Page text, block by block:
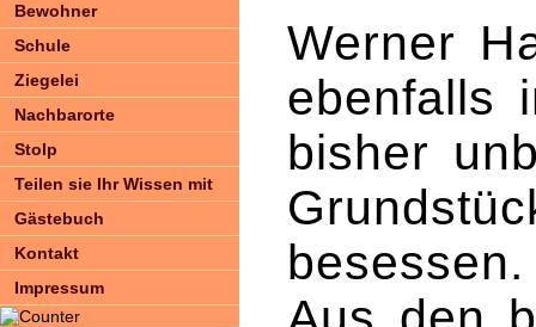
Bewohner
Schule
Ziegelei
Nachbarorte
Stolp
Teilen sie Ihr Wissen mit
Gästebuch
Kontakt
Impressum
Werner
ebenfalls
bisher
besessen.